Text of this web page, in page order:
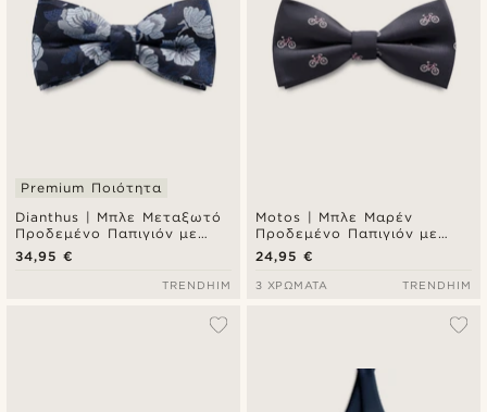
Dianthus | Μπλε Μεταξωτό
Προδεμένο Παπιγιόν με
Φλοράλ Μοτίβο
Premium Ποιότητα
34,95 €
TRENDHIM
Motos | Μπλε Μαρέν
Προδεμένο Παπιγιόν με
Μοτίβο Ποδήλατα
24,95 €
3 ΧΡΏΜΑΤΑ TRENDHIM